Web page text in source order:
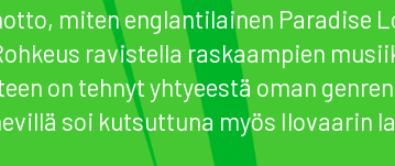
miten englantilainen Paradise
ravistella raskaampien
on tehnyt yhtyeestä oman
soi kutsuttuna myös Ilovaarin